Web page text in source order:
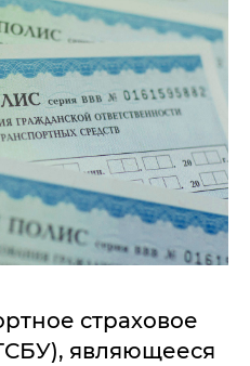
страховое
являющееся